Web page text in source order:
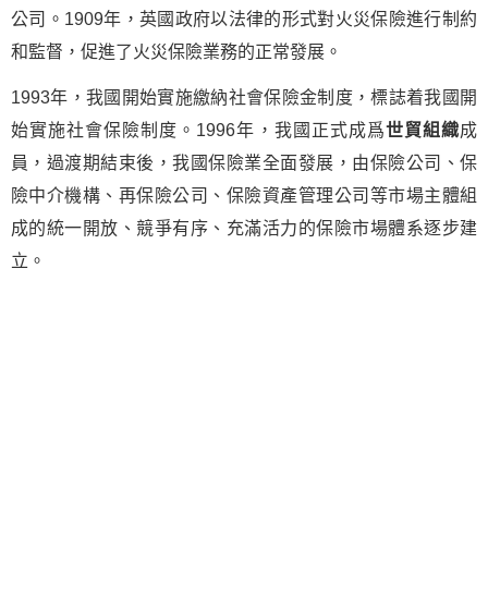
公司。1909年，英國政府以法律的形式對火災保險進行制約
和監督，促進了火災保險業務的正常發展。
1993年，我國開始實施繳納社會保險金制度，標誌着我國開
始實施社會保險制度。1996年，我國正式成爲世貿組織成
員，過渡期結束後，我國保險業全面發展，由保險公司、保
險中介機構、再保險公司、保險資產管理公司等市場主體組
成的統一開放、競爭有序、充滿活力的保險市場體系逐步建
立。